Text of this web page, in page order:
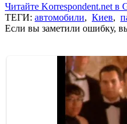
Читайте Korrespondent.net в
ТЕГИ: автомобили, Киев,
Если вы заметили ошибку,